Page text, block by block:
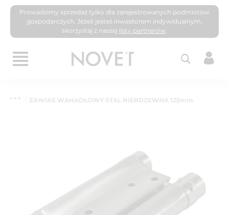
Prowadzimy sprzedaż tylko dla zarejestrowanych podmiotów
gospodarczych. Jeżeli jesteś inwestorem indywidualnym,
skorzystaj z naszej listy partnerów.
ZAWIAS WAHADŁOWY STAL NIERDZEWNA 125mm